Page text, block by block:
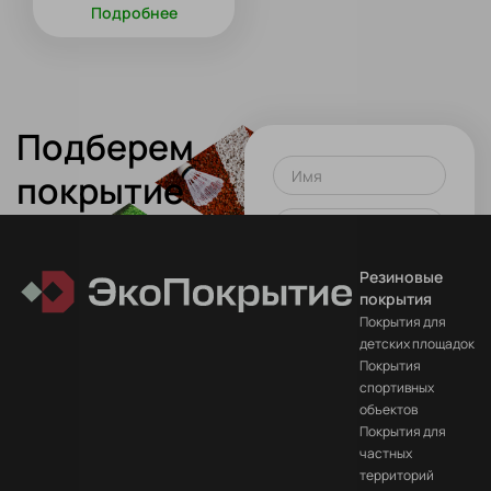
Подробнее
Подберем
покрытие
проекта!
Имя
Оставить заявку
Нажимая на кнопку вы
соглашаетесьна
обработку данных
Резиновые
покрытия
Покрытия для
детских площадок
Покрытия
спортивных
объектов
Покрытия для
частных
территорий